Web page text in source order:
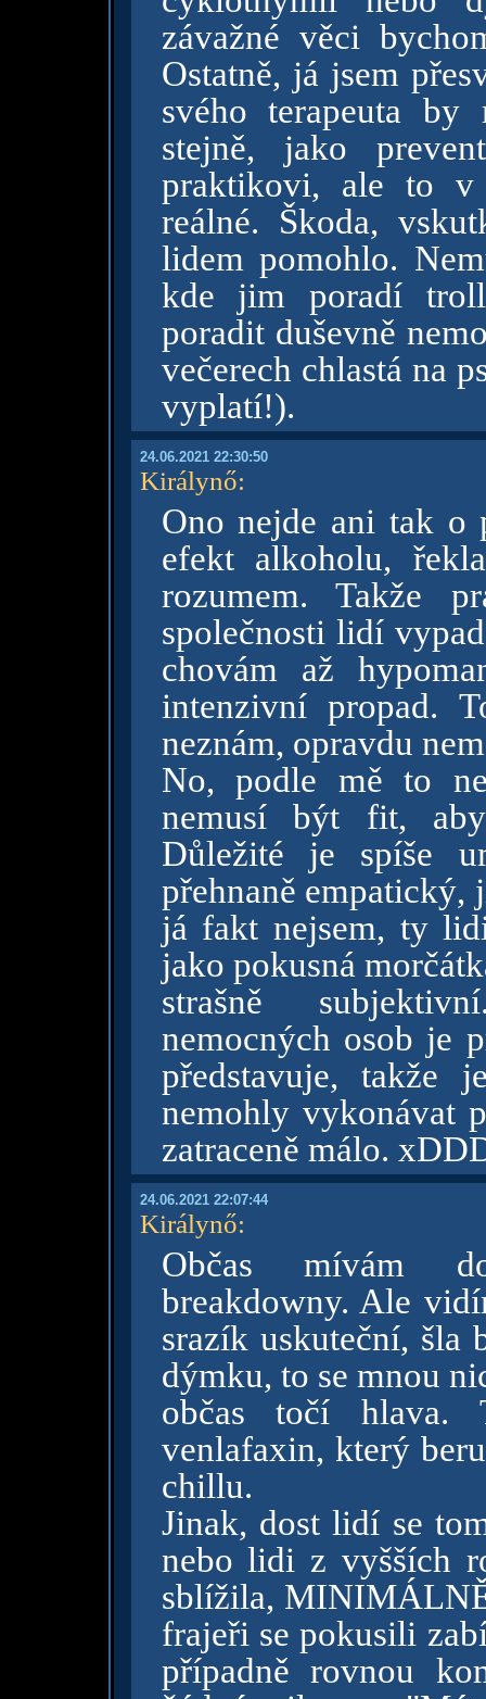
závažné věci
Ostatně, já jsem
svého terapeuta
stejně, jako
praktikovi, ale to v
reálné. Škoda,
lidem pomohlo.
kde jim poradí
poradit duševně
večerech chlastá na
vyplatí!).
24.06.2021 22:30:50
Királynő:
Ono nejde ani tak o
efekt alkoholu,
rozumem. Takže
společnosti lidí
chovám až
intenzivní propad.
neznám, opravdu
No, podle mě to
nemusí být fit,
Důležité je spíše
přehnaně empatický,
já fakt nejsem, ty
jako pokusná
strašně
nemocných osob je
představuje, takže
nemohly vykonávat
zatraceně málo.
24.06.2021 22:07:44
Királynő:
Občas mívám
breakdowny. Ale
srazík uskuteční, šla
dýmku, to se mnou
občas točí hlava.
venlafaxin, který
chillu.
Jinak, dost lidí se
nebo lidi z vyšších
sblížila,
frajeři se pokusili
případně rovnou